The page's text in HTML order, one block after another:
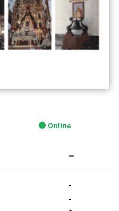
Online
-
-
-